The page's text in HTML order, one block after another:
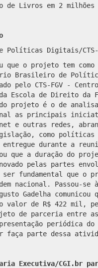
de Livros em 2
Políticas Digitais/CTS-
que o projeto tem
Brasileiro de
pelo CTS-FGV -
Escola de Direito da
projeto é o de
as principais
e outras redes,
como políticas
entregue durante a
que a duração do
pelas partes
ser fundamental que o
nacional. Passou-se à
Gadelha comunicou
valor de R$ 422 mil,
de parceria entre
periódica
faça parte dessa
Executiva/CGI.br